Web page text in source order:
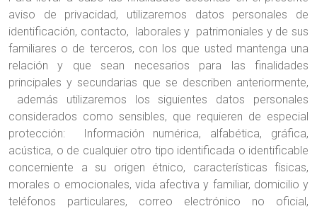
aviso de privacidad, utilizaremos datos personales de
identificación, contacto, laborales y patrimoniales y de sus
familiares o de terceros, con los que usted mantenga una
relación y que sean necesarios para las finalidades
principales y secundarias que se describen anteriormente,
además utilizaremos los siguientes datos personales
considerados como sensibles, que requieren de especial
protección: Información numérica, alfabética, gráfica,
acústica, o de cualquier otro tipo identificada o identificable
concerniente a su origen étnico, características físicas,
morales o emocionales, vida afectiva y familiar, domicilio y
teléfonos particulares, correo electrónico no oficial,